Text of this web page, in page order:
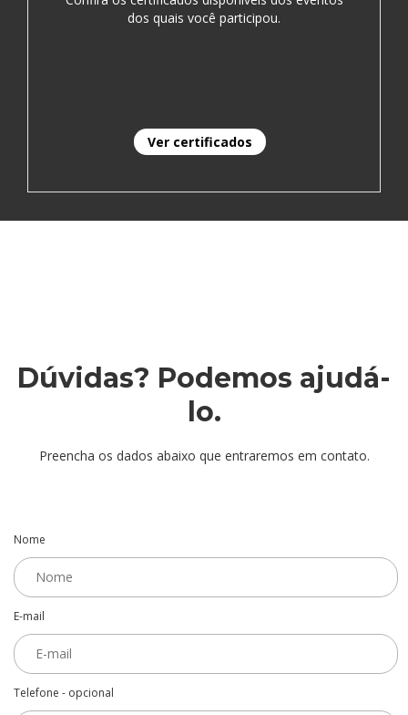
dos quais você participou.
Ver certificados
Dúvidas? Podemos ajudá-
lo.
Preencha os dados abaixo que entraremos em contato.
Nome
E-mail
Telefone - opcional